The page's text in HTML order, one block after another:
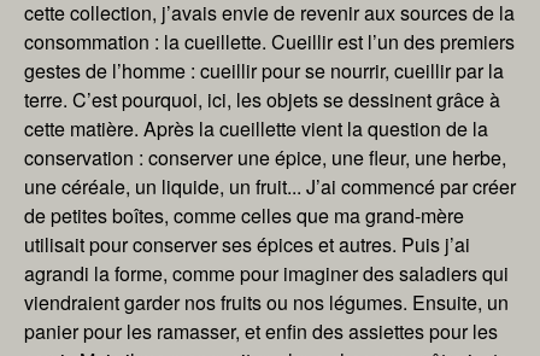
cette collection, j’avais envie de revenir aux sources de la
consommation : la cueillette. Cueillir est l’un des premiers
gestes de l’homme : cueillir pour se nourrir, cueillir par la
terre. C’est pourquoi, ici, les objets se dessinent grâce à
cette matière. Après la cueillette vient la question de la
conservation : conserver une épice, une fleur, une herbe,
une céréale, un liquide, un fruit... J’ai commencé par créer
de petites boîtes, comme celles que ma grand-mère
utilisait pour conserver ses épices et autres. Puis j’ai
agrandi la forme, comme pour imaginer des saladiers qui
viendraient garder nos fruits ou nos légumes. Ensuite, un
panier pour les ramasser, et enfin des assiettes pour les